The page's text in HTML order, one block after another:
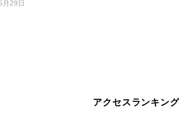
月29日
アクセスランキング